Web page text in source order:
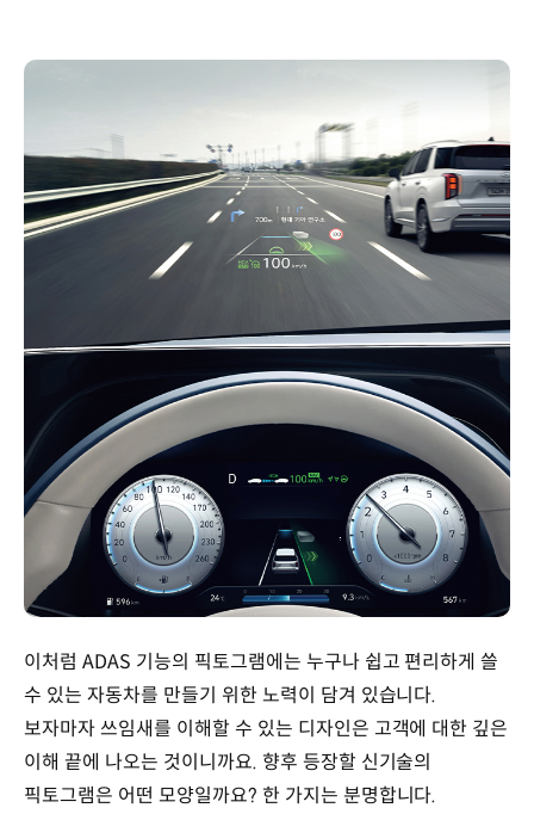
이처럼 ADAS 기능의 픽토그램에는 누구나 쉽고 편리하게 쓸
수 있는 자동차를 만들기 위한 노력이 담겨 있습니다.
보자마자 쓰임새를 이해할 수 있는 디자인은 고객에 대한 깊은
이해 끝에 나오는 것이니까요. 향후 등장할 신기술의
픽토그램은 어떤 모양일까요? 한 가지는 분명합니다.